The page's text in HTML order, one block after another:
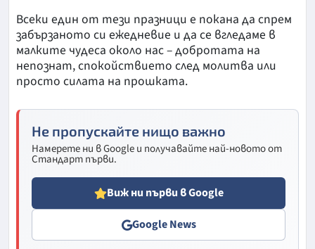
Всеки един от тези празници е покана да спрем
забързаното си ежедневие и да се вгледаме в
малките чудеса около нас – добротата на
непознат, спокойствието след молитва или
просто силата на прошката.
Не пропускайте нищо важно
Намерете ни в Google и получавайте най-новото от
Стандарт първи.
Виж ни първи в Google
Google News